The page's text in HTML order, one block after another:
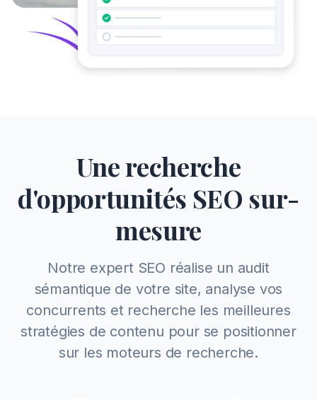
Une recherche
d'opportunités SEO sur-
mesure
Notre expert SEO réalise un audit
sémantique de votre site, analyse vos
concurrents et recherche les meilleures
stratégies de contenu pour se positionner
sur les moteurs de recherche.